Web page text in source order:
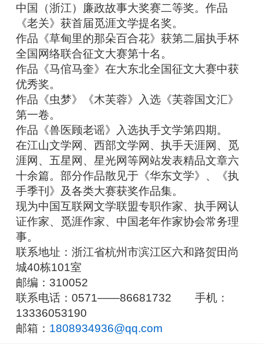
中国（浙江）廉政故事大奖赛二等奖。作品
《老关》获首届觅涯文学提名奖。
作品《草甸里的那朵百合花》获第二届执手杯
全国网络联合征文大赛第十名。
作品《马倌马奎》在大东北全国征文大赛中获
优秀奖。
作品《虫梦》《木芙蓉》入选《芙蓉国文汇》
第一卷。
作品《兽医顾老谣》入选执手文学第四期。
在江山文学网、西部文学网、执手天涯网、觅
涯网、五星网、星光网等网站发表精品文章六
十余篇。部分作品散见于《华东文学》、《执
手季刊》及各类大赛获奖作品集。
现为中国互联网文学联盟专职作家、执手网认
证作家、觅涯作家、中国老年作家协会常务理
事。
联系地址：浙江省杭州市滨江区六和路贺田尚
城40栋101室
邮编：310052
联系电话：0571——86681732 手机：
13336053190
邮箱： 1808934936@qq.com